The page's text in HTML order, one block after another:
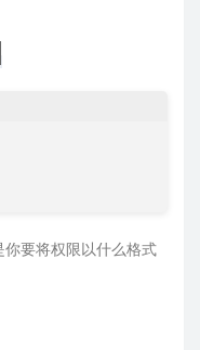
你要将权限以什么格式